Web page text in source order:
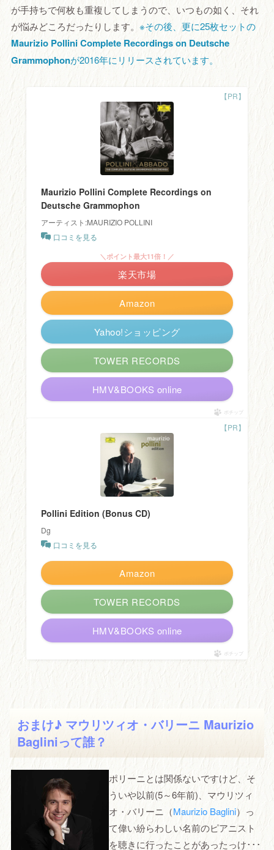
が手持ちで何枚も重複してしまうので、いつもの如く、それ
が悩みどころだったりします。 ※その後、更に25枚セットの
Maurizio Pollini Complete Recordings on Deutsche
Grammophonが2016年にリリースされています。
Maurizio Pollini Complete Recordings on
Deutsche Grammophon
アーティスト:MAURIZIO POLLINI
口コミを見る
Amazon
＼ポイント最大11倍！／
楽天市場
Yahoo!ショッピング
TOWER RECORDS
HMV&BOOKS online
ポチップ
Pollini Edition (Bonus CD)
Dg
口コミを見る
Amazon
TOWER RECORDS
HMV&BOOKS online
ポチップ
おまけ♪ マウリツィオ・バリーニ Maurizio
Bagliniって誰？
ポリーニとは関係ないですけど、そ
ういや以前(5～6年前)、マウリツィ
オ・バリーニ（Maurizio Baglini）っ
て偉い紛らわしい名前のピアニスト
を聴きに行ったことがあったっけ･･･